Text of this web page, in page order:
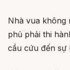
Nhà vua không
phủ phải thi
cầu cứu đến sự